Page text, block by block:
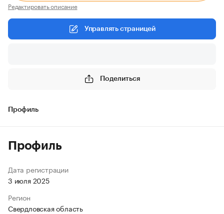
Редактировать описание
Управлять страницей
Поделиться
Профиль
Профиль
Дата регистрации
3 июля 2025
Регион
Свердловская область